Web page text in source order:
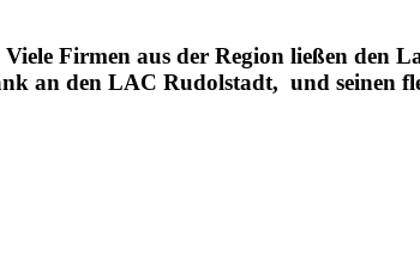
Firmen aus der Region ließen den
an den LAC Rudolstadt, und seinen